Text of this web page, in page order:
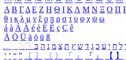
Α Β ΓΔ Ε Ζ Η Θ Ι ΚΛ Μ Ν Ξ Ο Π
θ ι κ λ μ ν ξ ο π ρ σ τ υ φ χ ψ ω
á à Á À é è É È ç Ç ê
Ä Ö Ü ä ö ü ß
ִֶֹ ֻּ ׁׂ ל ח י ע כ ג ד ש ץ ת צ מ נ ה ב
‘ ’ “ ” 〔 〕 〈 〉 「 」 『 』 【 】